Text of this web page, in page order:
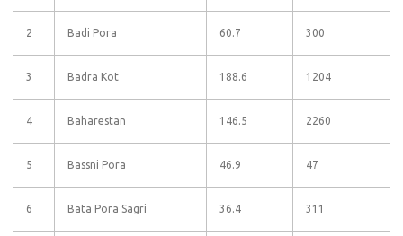
2 Badi Pora 60.7 300
3 Badra Kot 188.6 1204
4 Baharestan 146.5 2260
5 Bassni Pora 46.9 47
6 Bata Pora Sagri 36.4 311